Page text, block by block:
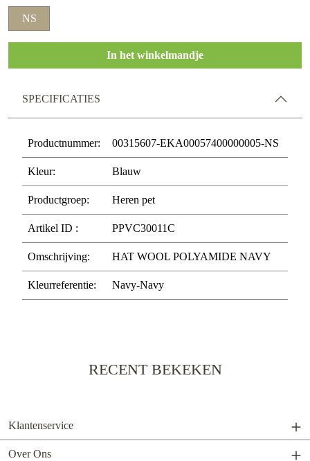
NS
In het winkelmandje
SPECIFICATIES
Productnummer: 00315607-EKA00057400000005-NS
Kleur: Blauw
Productgroep: Heren pet
Artikel ID : PPVC30011C
Omschrijving: HAT WOOL POLYAMIDE NAVY
Kleurreferentie: Navy-Navy
RECENT BEKEKEN
Klantenservice
Over Ons